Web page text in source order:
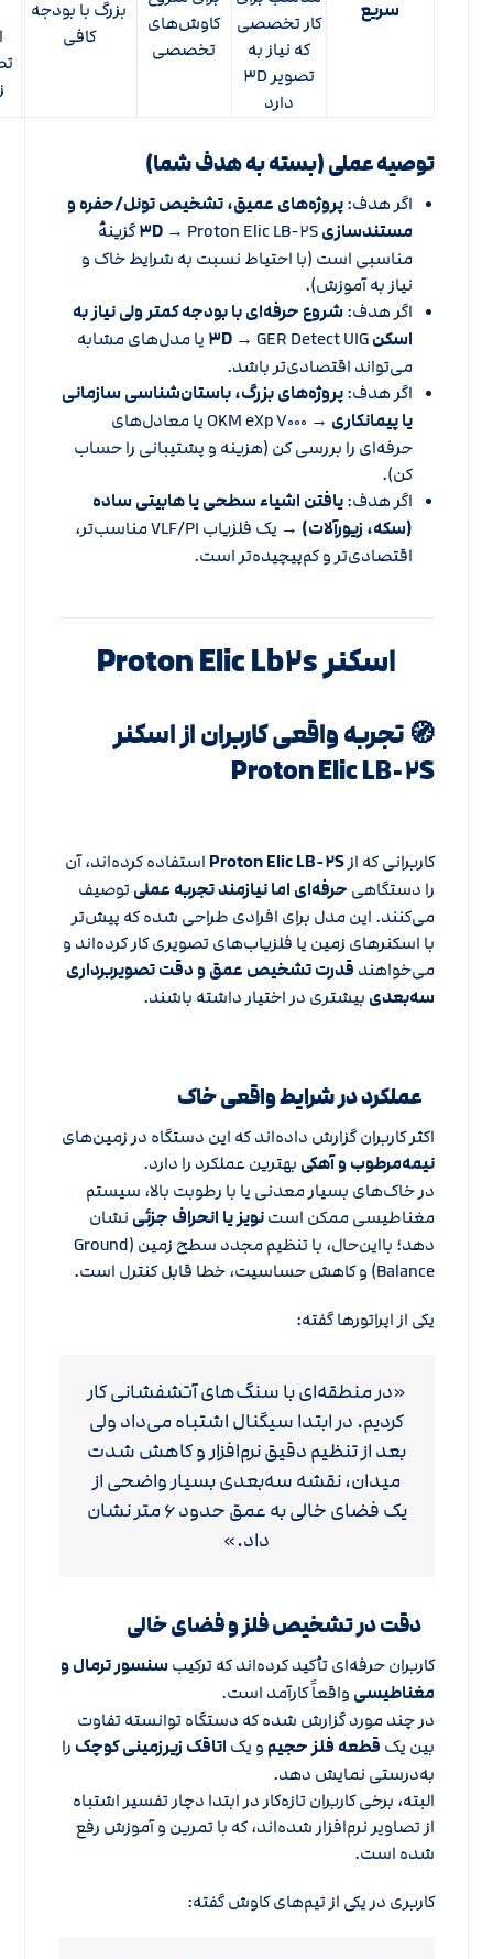
سریع
کار تخصصی
که نیاز به
تصویر ۳D
دارد
کاوش‌های
تخصصی
بزرگ با بودجه
کافی
توصیه عملی (بسته به هدف شما)
اگر هدف:پروژه‌های عمیق، تشخیص تونل/حفره و
مستندسازی ۳D
→ Proton Elic LB-۲S گزینه‌ٔ
مناسبی است (با احتیاط نسبت به شرایط خاک و
نیاز به آموزش).
اگر هدف:شروع حرفه‌ای با بودجه کمتر ولی نیاز به
اسکن ۳D
→ GER Detect UIG یا مدل‌های مشابه
می‌تواند اقتصادی‌تر باشد.
اگر هدف:پروژه‌های بزرگ، باستان‌شناسی سازمانی
یا پیمانکاری
→ OKM eXp ۷۰۰۰ یا معادل‌های
حرفه‌ای را بررسی کن (هزینه و پشتیبانی را حساب
کن).
اگر هدف:یافتن اشیاء سطحی یا هابیتی ساده
(سکه، زیورآلات)
→ یک فلزیاب VLF/PI مناسب‌تر،
اقتصادی‌تر و کم‌پیچیده‌تر است.
اسکنر Proton Elic Lb۲s
🧭 تجربه واقعی کاربران از اسکنر
Proton Elic LB-۲S
کاربرانی که ازProton Elic LB-۲S استفاده کرده‌اند، آن
را دستگاهی حرفه‌ای اما نیازمند تجربه عملیتوصیف
می‌کنند. این مدل برای افرادی طراحی شده که پیش‌تر
با اسکنرهای زمین یا فلزیاب‌های تصویری کار کرده‌اند و
می‌خواهند قدرت تشخیص عمق و دقت تصویربرداری
سه‌بعدی بیشتری در اختیار داشته باشند.
عملکرد در شرایط واقعی خاک
اکثر کاربران گزارش داده‌اند که این دستگاه در زمین‌های
نیمه‌مرطوب و آهکی بهترین عملکرد را دارد.
در خاک‌های بسیار معدنی یا با رطوبت بالا، سیستم
مغناطیسی ممکن استنویز یا انحراف جزئی نشان
دهد؛ بااین‌حال، با تنظیم مجدد سطح زمین (Ground
Balance) و کاهش حساسیت، خطا قابل کنترل است.
یکی از اپراتورها گفته:
«در منطقه‌ای با سنگ‌های آتشفشانی کار
کردیم. در ابتدا سیگنال اشتباه می‌داد ولی
بعد از تنظیم دقیق نرم‌افزار و کاهش شدت
میدان، نقشه سه‌بعدی بسیار واضحی از
یک فضای خالی به عمق حدود ۶ متر نشان
داد.»
دقت در تشخیص فلز و فضای خالی
کاربران حرفه‌ای تأکید کرده‌اند که ترکیبسنسور ترمال و
مغناطیسی واقعاً کارآمد است.
در چند مورد گزارش شده که دستگاه توانسته تفاوت
بین یک قطعه فلز حجیم و یک اتاقک زیرزمینی کوچک را
به‌درستی نمایش دهد.
البته، برخی کاربران تازه‌کار در ابتدا دچار تفسیر اشتباه
از تصاویر نرم‌افزار شده‌اند، که با تمرین و آموزش رفع
شده است.
کاربری در یکی از تیم‌های کاوش گفته: